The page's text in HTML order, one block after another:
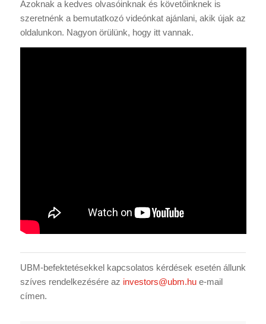
Azoknak a kedves olvasóinknak és követőinknek is
szeretnénk a bemutatkozó videónkat ajánlani, akik újak az
oldalunkon. Nagyon örülünk, hogy itt vannak.
UBM-befektetésekkel kapcsolatos kérdések esetén állunk
szíves rendelkezésére az investors@ubm.hue-mail
címen.